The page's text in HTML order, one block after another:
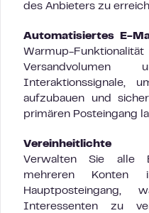
des Anbieters zu
Automatisiertes E-
Warmup-
Interaktionssignale,
aufzubauen und
primären Posteingang
Vereinheitlichte
Verwalten Sie alle
mehreren Konten
Interessenten zu